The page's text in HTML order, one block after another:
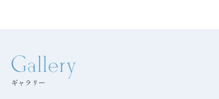
Gallery
ギャラリー